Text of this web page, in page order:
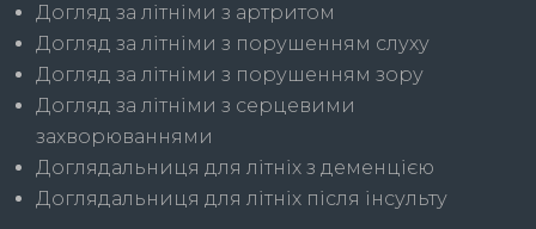
Догляд за літніми з артритом
Догляд за літніми з порушенням слуху
Догляд за літніми з порушенням зору
Догляд за літніми з серцевими
захворюваннями
Доглядальниця для літніх з деменцією
Доглядальниця для літніх після інсульту